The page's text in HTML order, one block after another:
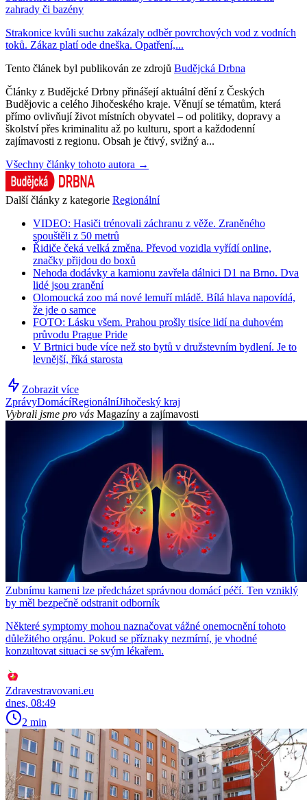
zahrady či bazény
Strakonice kvůli suchu zakázaly odběr povrchových vod z vodních
toků. Zákaz platí ode dneška. Opatření,...
Tento článek byl publikován ze zdrojů Budějcká Drbna
Články z Budějcké Drbny přinášejí aktuální dění z Českých
Budějovic a celého Jihočeského kraje. Věnují se tématům, která
přímo ovlivňují život místních obyvatel – od politiky, dopravy a
školství přes kriminalitu až po kulturu, sport a každodenní
zajímavosti z regionu. Obsah je čtivý, svižný a...
Všechny články tohoto autora →
Další články z kategorie Regionální
VIDEO: Hasiči trénovali záchranu z věže. Zraněného
spouštěli z 50 metrů
Řidiče čeká velká změna. Převod vozidla vyřídí online,
značky přijdou do boxů
Nehoda dodávky a kamionu zavřela dálnici D1 na Brno. Dva
lidé jsou zranění
Olomoucká zoo má nové lemuří mládě. Bílá hlava napovídá,
že jde o samce
FOTO: Lásku všem. Prahou prošly tisíce lidí na duhovém
průvodu Prague Pride
V Brtnici bude více než sto bytů v družstevním bydlení. Je to
levnější, říká starosta
Zobrazit více
ZprávyDomácíRegionálníJihočeský kraj
Vybrali jsme pro vás Magazíny a zajímavosti
Zubnímu kameni lze předcházet správnou domácí péčí. Ten vzniklý
by měl bezpečně odstranit odborník
Některé symptomy mohou naznačovat vážné onemocnění tohoto
důležitého orgánu. Pokud se příznaky nezmírní, je vhodné
konzultovat situaci se svým lékařem.
Zdravestravovani.eu
dnes, 08:49
2 min